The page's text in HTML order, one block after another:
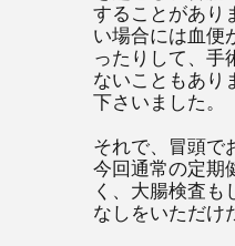
することがあり
い場合には血便
ったりして、手
ないこともあり
下さいました。
それで、冒頭で
今回通常の定期
く、大腸検査も
なしをいただけ